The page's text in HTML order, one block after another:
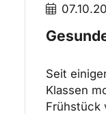
Seit
Klassen
Frühstück